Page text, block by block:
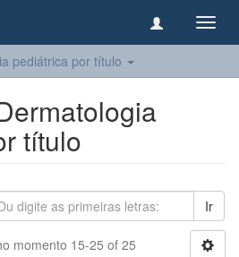
pediátrica por título
título
Ir
momento 15-25 of 25